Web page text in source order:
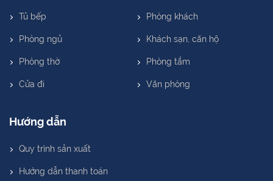
Tủ bếp
Phòng khách
Phòng ngủ
Khách sạn, căn hộ
Phòng thờ
Phòng tắm
Cửa đi
Văn phòng
Hướng dẫn
Quy trình sản xuất
Hướng dẫn thanh toán